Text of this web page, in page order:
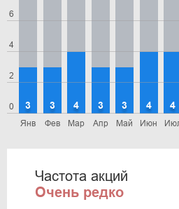
0
2
4
6
Янв
3
Фев
3
Мар
4
Апр
3
Май
3
Июн
4 4
Частота акций
Очень редко